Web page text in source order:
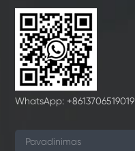
WhatsApp: +8613706519019